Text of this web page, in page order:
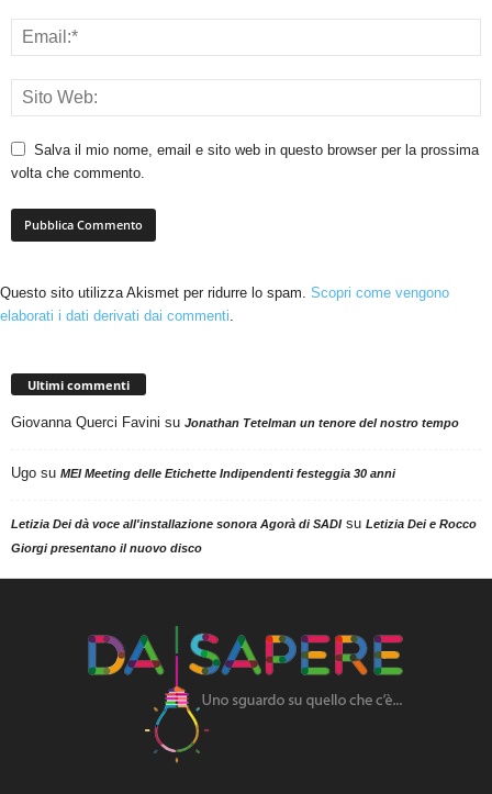
Salva il mio nome, email e sito web in questo browser per la prossima
volta che commento.
Questo sito utilizza Akismet per ridurre lo spam. Scopri come vengono
elaborati i dati derivati dai commenti.
Ultimi commenti
Giovanna Querci Favini su Jonathan Tetelman un tenore del nostro tempo
Ugo su MEI Meeting delle Etichette Indipendenti festeggia 30 anni
Letizia Dei dà voce all'installazione sonora Agorà di SADIsu Letizia Dei e Rocco
Giorgi presentano il nuovo disco